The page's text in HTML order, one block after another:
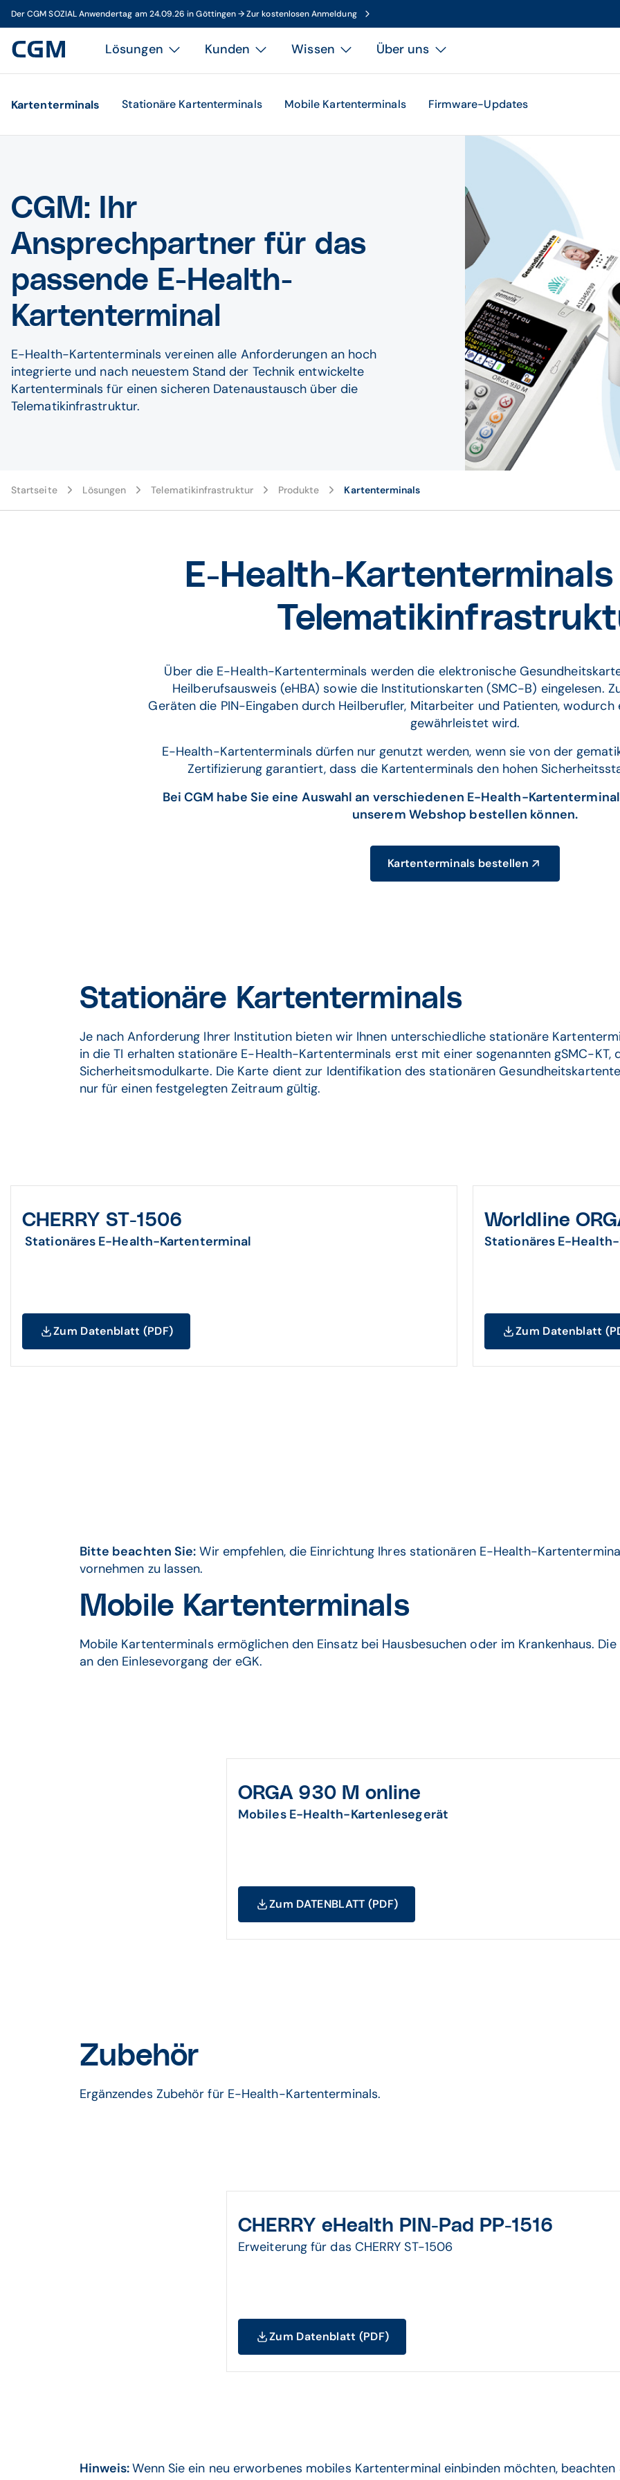
Der CGM SOZIAL Anwendertag am 24.09.26 in Göttingen → Zur kostenlosen Anmeldung
Lösungen Kunden Wissen Über uns
Kartenterminals Firmware-Updates
Stationäre Kartenterminals Mobile Kartenterminals
CGM: Ihr
Ansprechpartner für das
passende E-Health-
Kartenterminal
E-Health-Kartenterminals vereinen alle Anforderungen an hoch
integrierte und nach neuestem Stand der Technik entwickelte
Kartenterminals für einen sicheren Datenaustausch über die
Telematikinfrastruktur.
Startseite Lösungen Telematikinfrastruktur Produkte Kartenterminals
E-Health-
Über die E-Health-Kartenterminals werden die elektronische
Heilberufsausweis (eHBA) sowie die Institutionskarten (SMC-B) eingelesen.
Geräten die PIN-Eingaben durch Heilberufler, Mitarbeiter und Patienten, wodurch
gewährleistet wird.
E-Health-Kartenterminals dürfen nur genutzt werden, wenn sie von der
Zertifizierung garantiert, dass die Kartenterminals den hohen
Bei CGM habe Sie eine Auswahl an verschiedenen E-Health-
unserem Webshop bestellen können.
Kartenterminals bestellen
Stationäre Kartenterminals
Je nach Anforderung Ihrer Institution bieten wir Ihnen unterschiedliche stationäre
in die TI erhalten stationäre E-Health-Kartenterminals erst mit einer sogenannten gSMC-KT,
Sicherheitsmodulkarte. Die Karte dient zur Identifikation des stationären
nur für einen festgelegten Zeitraum gültig.
CHERRY ST-1506
Stationäres E-Health-Kartenterminal
Zum Datenblatt (PDF)
Worldline
Stationäres E-
Zum Datenblatt
Bitte beachten Sie: Wir empfehlen, die Einrichtung Ihres stationären E-Health-
vornehmen zu lassen.
Mobile Kartenterminals
Mobile Kartenterminals ermöglichen den Einsatz bei Hausbesuchen oder im Krankenhaus.
an den Einlesevorgang der eGK.
ORGA 930 M online
Mobiles E-Health-Kartenlesegerät
Zum DATENBLATT (PDF)
Zubehör
Ergänzendes Zubehör für E-Health-Kartenterminals.
CHERRY eHealth PIN-Pad PP-1516
Erweiterung für das CHERRY ST-1506
Zum Datenblatt (PDF)
Hinweis:Wenn Sie ein neu erworbenes mobiles Kartenterminal einbinden möchten,